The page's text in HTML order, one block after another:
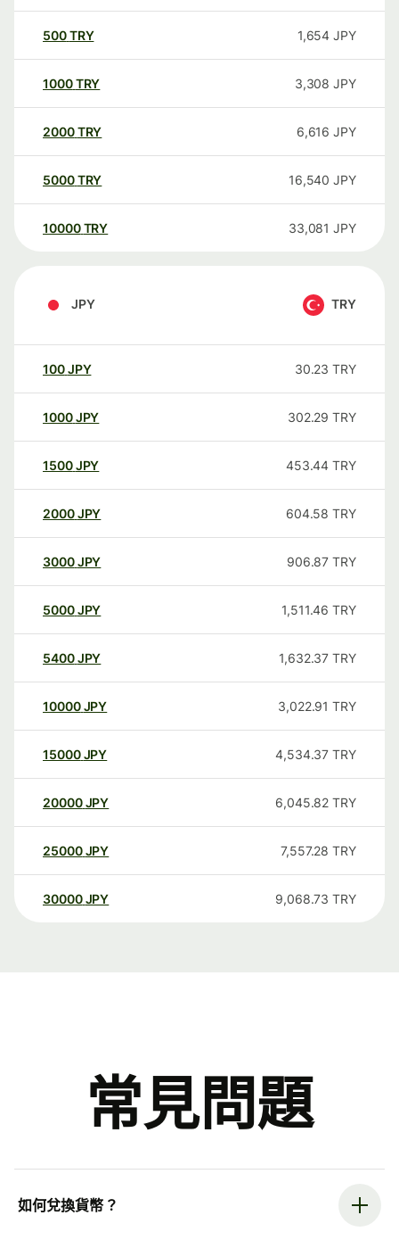
500TRY 1,654 JPY
1000TRY 3,308 JPY
2000TRY 6,616 JPY
5000TRY 16,540 JPY
10000 TRY 33,081 JPY
JPY TRY
100JPY 30.23 TRY
1000JPY 302.29 TRY
1500JPY 453.44 TRY
2000JPY 604.58 TRY
3000JPY 906.87 TRY
5000JPY 1,511.46 TRY
5400JPY 1,632.37 TRY
10000 JPY 3,022.91 TRY
15000 JPY 4,534.37 TRY
20000 JPY 6,045.82 TRY
25000 JPY 7,557.28 TRY
30000 JPY 9,068.73 TRY
常見問題
如何兌換貨幣？